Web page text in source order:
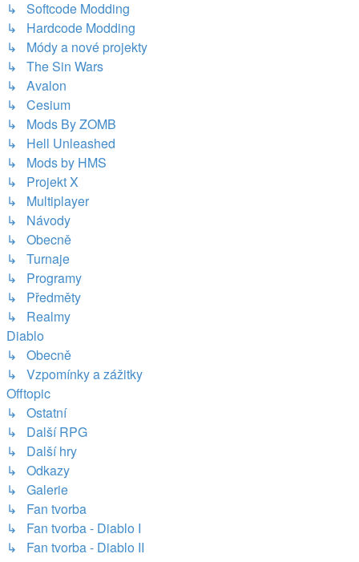
↳ Softcode Modding
↳ Hardcode Modding
↳ Módy a nové projekty
↳ The Sin Wars
↳ Avalon
↳ Cesium
↳ Mods By ZOMB
↳ Hell Unleashed
↳ Mods by HMS
↳ Projekt X
↳ Multiplayer
↳ Návody
↳ Obecně
↳ Turnaje
↳ Programy
↳ Předměty
↳ Realmy
Diablo
↳ Obecně
↳ Vzpomínky a zážitky
Offtopic
↳ Ostatní
↳ Další RPG
↳ Další hry
↳ Odkazy
↳ Galerie
↳ Fan tvorba
↳ Fan tvorba - Diablo I
↳ Fan tvorba - Diablo II